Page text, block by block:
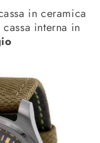
in ceramica
interna in